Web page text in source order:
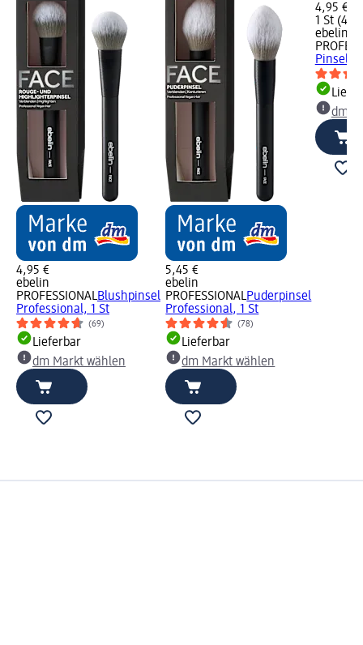
4,95 €
ebelin
PROFESSIONALBlushpinsel
Professional, 1 St
(69)
Lieferbar
dm Markt wählen
5,45 €
ebelin
PROFESSIONALPuderpinsel
Professional, 1 St
(78)
Lieferbar
dm Markt wählen
4,95 €
1 St
ebelin
Pinsel, 1
dm